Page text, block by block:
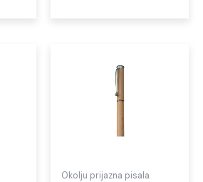
Okolju prijazna pisala